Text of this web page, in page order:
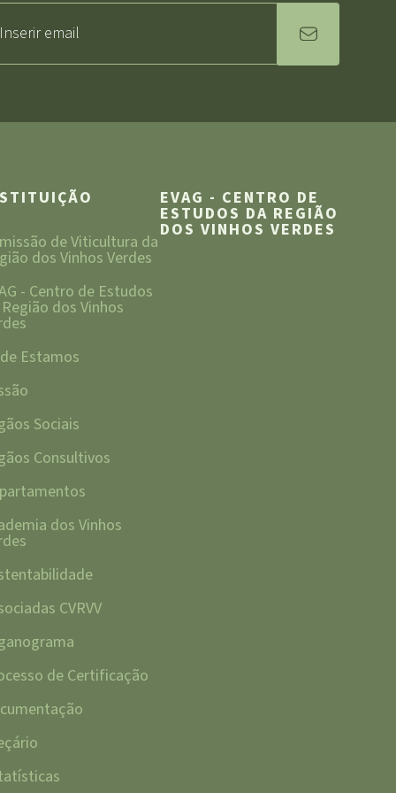
de Viticultura da
dos Vinhos Verdes
- Centro de Estudos
dos Vinhos
Estamos
Sociais
Consultivos
dos Vinhos
CVRVV
de Certificação
EVAG - CENTRO DE
ESTUDOS DA REGIÃO
DOS VINHOS VERDES